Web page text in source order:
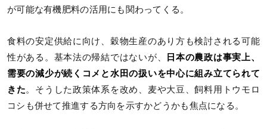
が可能な有機肥料の活用にも関わってくる。
食料の安定供給に向け、穀物生産のあり方も検討される可能
性がある。基本法の帰結ではないが、
日本の農政は事実上、
需要の減少が続くコメと水田の扱いを中心に組み立てられて
きた。そうした政策体系を改め、麦や大豆、飼料用トウモロ
コシも併せて推進する方向を示すかどうかも焦点になる。